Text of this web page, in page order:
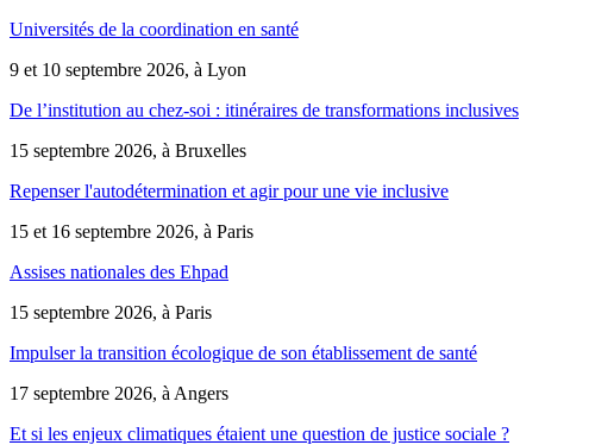
Universités de la coordination en santé
9 et 10 septembre 2026, à Lyon
De l’institution au chez-soi : itinéraires de transformations inclusives
15 septembre 2026, à Bruxelles
Repenser l'autodétermination et agir pour une vie inclusive
15 et 16 septembre 2026, à Paris
Assises nationales des Ehpad
15 septembre 2026, à Paris
Impulser la transition écologique de son établissement de santé
17 septembre 2026, à Angers
Et si les enjeux climatiques étaient une question de justice sociale ?